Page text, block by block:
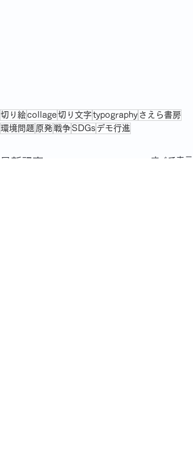
切り絵collage切り文字typography さえら書房
環境問題 原発戦争SDGs デモ行進
最新記事 すべて表示